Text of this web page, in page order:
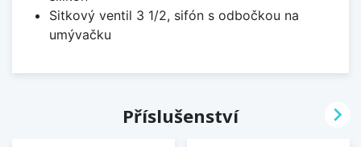
Sitkový ventil 3 1/2, sifón s odbočkou na
umývačku
Příslušenství 